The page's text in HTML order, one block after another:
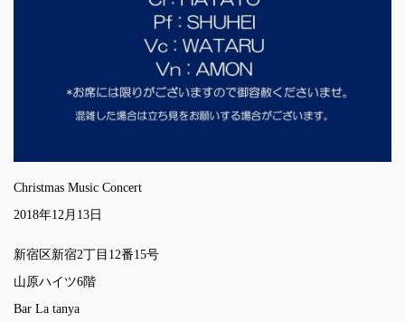
Christmas Music Concert
2018年12月13日
新宿区新宿2丁目12番15号
山原ハイツ6階
Bar La tanya